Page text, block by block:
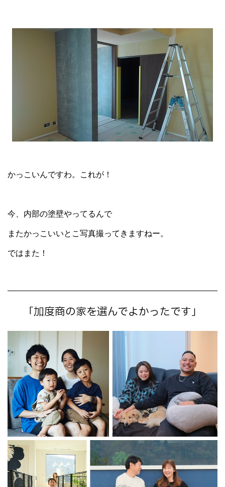
かっこいんですわ。これが！
今、内部の塗壁やってるんで
またかっこいいとこ写真撮ってきますねー。
ではまた！
「加度商の家を選んでよかったです」